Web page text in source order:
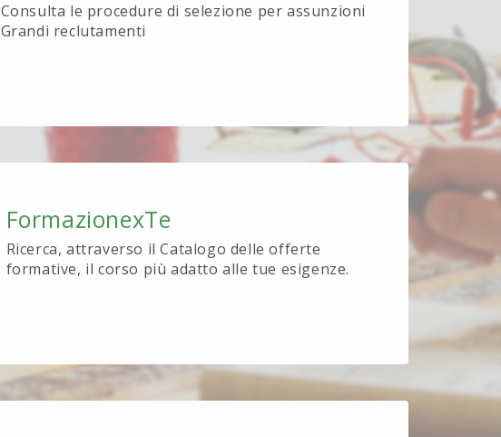
Consulta le procedure di selezione per assunzioni
Grandi reclutamenti
FormazionexTe
Ricerca, attraverso il Catalogo delle offerte
formative, il corso più adatto alle tue esigenze.